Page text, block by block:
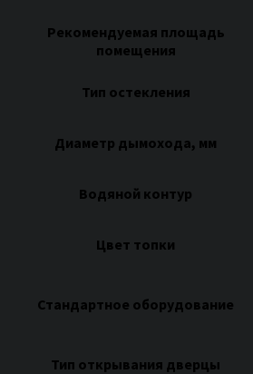
Рекомендуемая площадь
помещения
Тип остекления
Диаметр дымохода, мм
Водяной контур
Цвет топки
Стандартное оборудование
Тип открывания дверцы